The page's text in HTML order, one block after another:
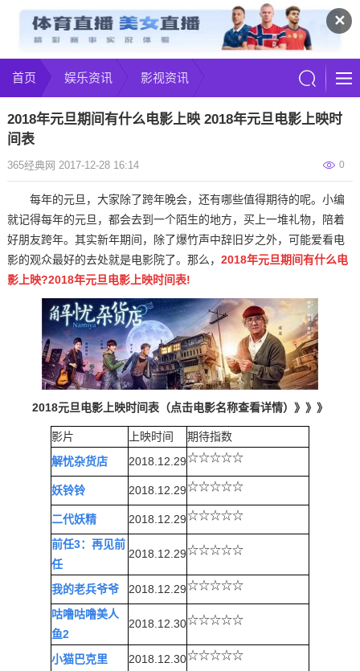
✕
首页 娱乐资讯 影视资讯
2018年元旦期间有什么电影上映 2018年元旦电影上映时
间表
0
365经典网 2017-12-28 16:14
每年的元旦，大家除了跨年晚会，还有哪些值得期待的呢。小编
就记得每年的元旦，都会去到一个陌生的地方，买上一堆礼物，陪着
好朋友跨年。其实新年期间，除了爆竹声中辞旧岁之外，可能爱看电
影的观众最好的去处就是电影院了。那么， 2018年元旦期间有什么电
影上映?2018年元旦电影上映时间表!
2018元旦电影上映时间表（点击电影名称查看详情）》》》
影片 上映时间
期待指数
解忧杂货店
2018.12.29☆☆☆☆☆
妖铃铃 2018.12.29☆☆☆☆☆
二代妖精 2018.12.29☆☆☆☆☆
前任3：再见前
任
2018.12.29☆☆☆☆☆
我的老兵爷爷 2018.12.29☆☆☆☆☆
咕噜咕噜美人
鱼2
2018.12.30☆☆☆☆☆
小猫巴克里 2018.12.30☆☆☆☆☆